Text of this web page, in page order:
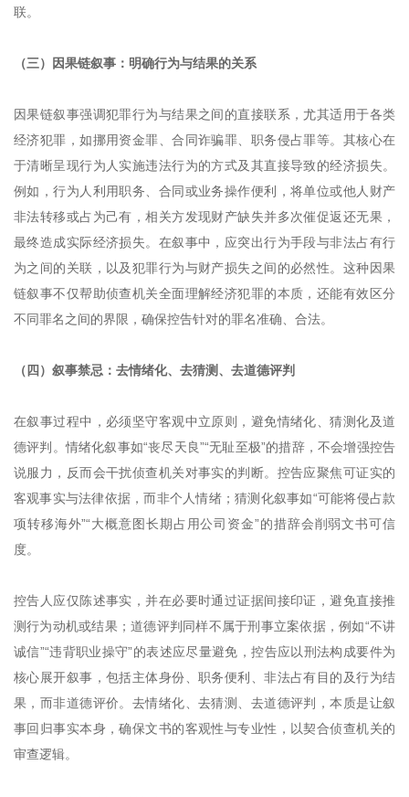
联。
（三）因果链叙事：明确行为与结果的关系
因果链叙事强调犯罪行为与结果之间的直接联系，尤其适用于各类
经济犯罪，如挪用资金罪、合同诈骗罪、职务侵占罪等。其核心在
于清晰呈现行为人实施违法行为的方式及其直接导致的经济损失。
例如，行为人利用职务、合同或业务操作便利，将单位或他人财产
非法转移或占为己有，相关方发现财产缺失并多次催促返还无果，
最终造成实际经济损失。在叙事中，应突出行为手段与非法占有行
为之间的关联，以及犯罪行为与财产损失之间的必然性。这种因果
链叙事不仅帮助侦查机关全面理解经济犯罪的本质，还能有效区分
不同罪名之间的界限，确保控告针对的罪名准确、合法。
（四）叙事禁忌：去情绪化、去猜测、去道德评判
在叙事过程中，必须坚守客观中立原则，避免情绪化、猜测化及道
德评判。情绪化叙事如“丧尽天良”“无耻至极”的措辞，不会增强控告
说服力，反而会干扰侦查机关对事实的判断。控告应聚焦可证实的
客观事实与法律依据，而非个人情绪；猜测化叙事如“可能将侵占款
项转移海外”“大概意图长期占用公司资金”的措辞会削弱文书可信
度。
控告人应仅陈述事实，并在必要时通过证据间接印证，避免直接推
测行为动机或结果；道德评判同样不属于刑事立案依据，例如“不讲
诚信”“违背职业操守”的表述应尽量避免，控告应以刑法构成要件为
核心展开叙事，包括主体身份、职务便利、非法占有目的及行为结
果，而非道德评价。去情绪化、去猜测、去道德评判，本质是让叙
事回归事实本身，确保文书的客观性与专业性，以契合侦查机关的
审查逻辑。